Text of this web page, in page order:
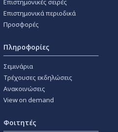
Επιστημονικές σειρές
Επιστημονικά περιοδικά
Προσφορές
Πληροφορίες
Σεμινάρια
Τρέχουσες εκδηλώσεις
Ανακοινώσεις
View on demand
Φοιτητές